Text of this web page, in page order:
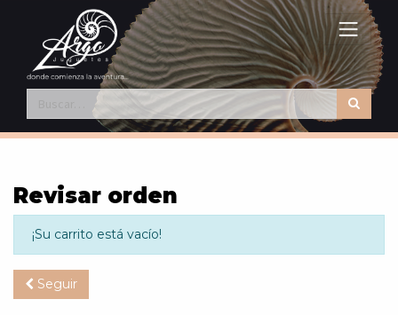
Revisar orden
¡Su carrito está vacío!
Seguir